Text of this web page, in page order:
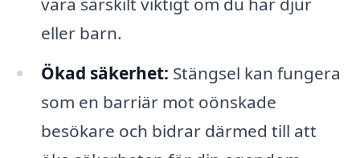
eller barn.
Ökad säkerhet: Stängsel kan fungera
som en barriär mot oönskade
besökare och bidrar därmed till att